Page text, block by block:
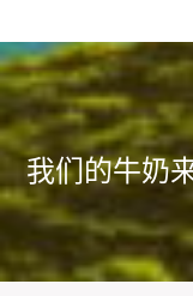
我们的牛奶